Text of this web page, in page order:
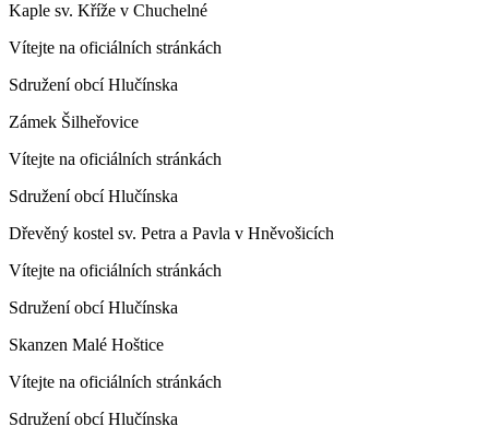
Kaple sv. Kříže v Chuchelné
Vítejte na oficiálních stránkách
Sdružení obcí Hlučínska
Zámek Šilheřovice
Vítejte na oficiálních stránkách
Sdružení obcí Hlučínska
Dřevěný kostel sv. Petra a Pavla v Hněvošicích
Vítejte na oficiálních stránkách
Sdružení obcí Hlučínska
Skanzen Malé Hoštice
Vítejte na oficiálních stránkách
Sdružení obcí Hlučínska